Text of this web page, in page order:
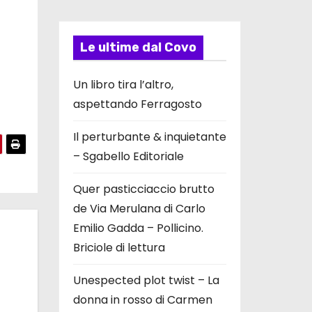
Le ultime dal Covo
Un libro tira l’altro,
aspettando Ferragosto
Il perturbante & inquietante
– Sgabello Editoriale
Quer pasticciaccio brutto
de Via Merulana di Carlo
Emilio Gadda – Pollicino.
Briciole di lettura
Unespected plot twist – La
donna in rosso di Carmen